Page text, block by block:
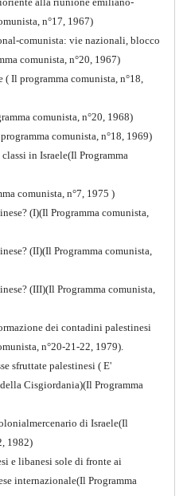
era
n°17, 1967)
comunista: vie nazionali, blocco
comunista, n°20, 1967)
Il programma comunista, n°18,
comunista, n°20, 1968)
comunista, n°18, 1969)
in Israele(Il Programma
comunista, n°7, 1975 )
(I)(Il Programma comunista,
(II)(Il Programma comunista,
(III)(Il Programma comunista,
dei contadini palestinesi
n°20-21-22, 1979).
sfruttate palestinesi ( E'
Cisgiordania)(Il Programma
di Israele(Il
1982)
e libanesi sole di fronte ai
internazionale(Il Programma